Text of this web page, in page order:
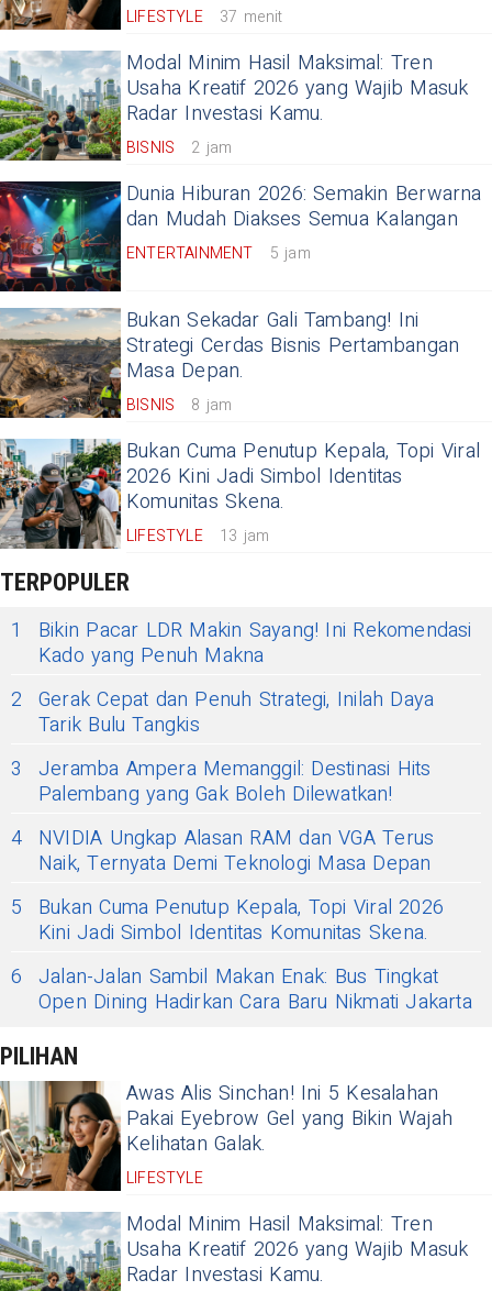
LIFESTYLE 37 menit
Modal Minim Hasil Maksimal: Tren
Usaha Kreatif 2026 yang Wajib Masuk
Radar Investasi Kamu.
BISNIS 2 jam
Dunia Hiburan 2026: Semakin Berwarna
dan Mudah Diakses Semua Kalangan
ENTERTAINMENT 5 jam
Bukan Sekadar Gali Tambang! Ini
Strategi Cerdas Bisnis Pertambangan
Masa Depan.
BISNIS 8 jam
Bukan Cuma Penutup Kepala, Topi Viral
2026 Kini Jadi Simbol Identitas
Komunitas Skena.
LIFESTYLE 13 jam
TERPOPULER
1
Bikin Pacar LDR Makin Sayang! Ini Rekomendasi
Kado yang Penuh Makna
2 Gerak Cepat dan Penuh Strategi, Inilah Daya
Tarik Bulu Tangkis
3
Jeramba Ampera Memanggil: Destinasi Hits
Palembang yang Gak Boleh Dilewatkan!
4 NVIDIA Ungkap Alasan RAM dan VGA Terus
Naik, Ternyata Demi Teknologi Masa Depan
5
Bukan Cuma Penutup Kepala, Topi Viral 2026
Kini Jadi Simbol Identitas Komunitas Skena.
6 Jalan-Jalan Sambil Makan Enak: Bus Tingkat
Open Dining Hadirkan Cara Baru Nikmati Jakarta
PILIHAN
Awas Alis Sinchan! Ini 5 Kesalahan
Pakai Eyebrow Gel yang Bikin Wajah
Kelihatan Galak.
LIFESTYLE
Modal Minim Hasil Maksimal: Tren
Usaha Kreatif 2026 yang Wajib Masuk
Radar Investasi Kamu.